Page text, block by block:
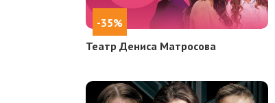
-35%
Театр Дениса Матросова